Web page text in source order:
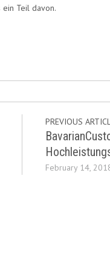
Teil davon.
PREVIOUS
February 14,